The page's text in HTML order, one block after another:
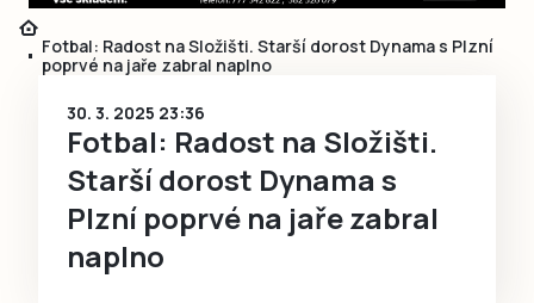
Ještě nemám účet, chci se
Fotbal: Radost na Složišti. Starší dorost Dynama s Plzní
poprvé na jaře zabral naplno
30. 3. 2025 23:36
Fotbal: Radost na Složišti.
Starší dorost Dynama s
Plzní poprvé na jaře zabral
naplno